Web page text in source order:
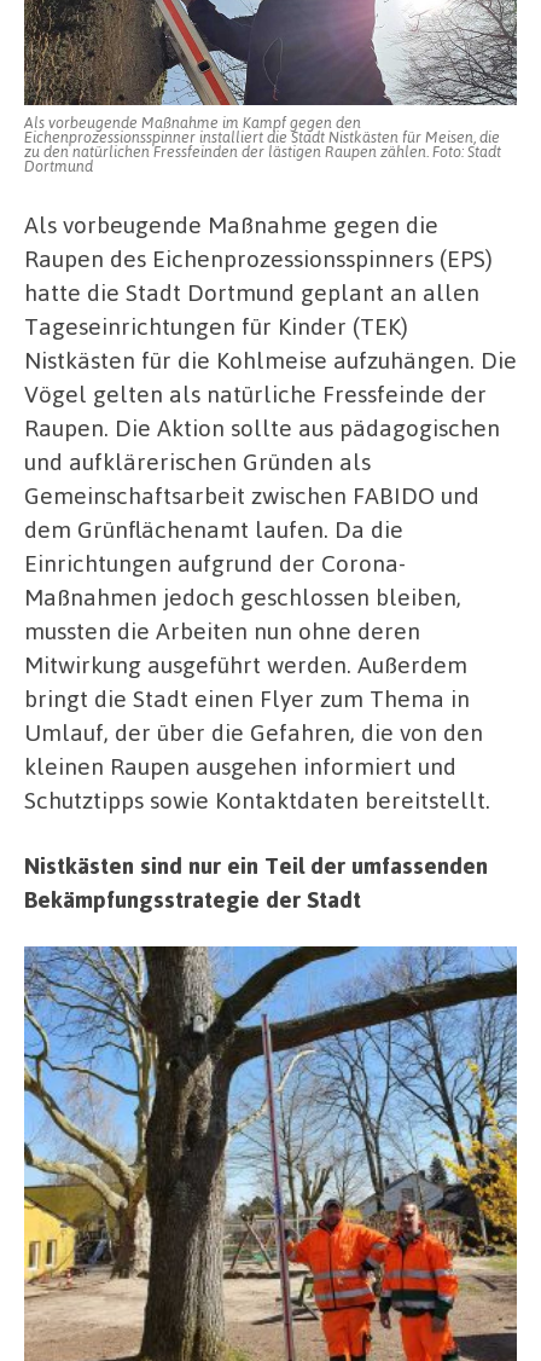
Eichenprozessionsspinner
Dortmund
Als vorbeugende Maßnahme im Kampf gegen den
Eichenprozessionsspinner installiert die Stadt Nistkästen für Meisen, die
zu den natürlichen Fressfeinden der lästigen Raupen zählen. Foto: Stadt
Dortmund
Als vorbeugende Maßnahme gegen die
Raupen des Eichenprozessionsspinners (EPS)
hatte die Stadt Dortmund geplant an allen
Tageseinrichtungen für Kinder (TEK)
Nistkästen für die Kohlmeise aufzuhängen. Die
Vögel gelten als natürliche Fressfeinde der
Raupen. Die Aktion sollte aus pädagogischen
und aufklärerischen Gründen als
Gemeinschaftsarbeit zwischen FABIDO und
dem Grünflächenamt laufen. Da die
Einrichtungen aufgrund der Corona-
Maßnahmen jedoch geschlossen bleiben,
mussten die Arbeiten nun ohne deren
Mitwirkung ausgeführt werden. Außerdem
bringt die Stadt einen Flyer zum Thema in
Umlauf, der über die Gefahren, die von den
kleinen Raupen ausgehen informiert und
Schutztipps sowie Kontaktdaten bereitstellt.
Nistkästen sind nur ein Teil der umfassenden
Bekämpfungsstrategie der Stadt